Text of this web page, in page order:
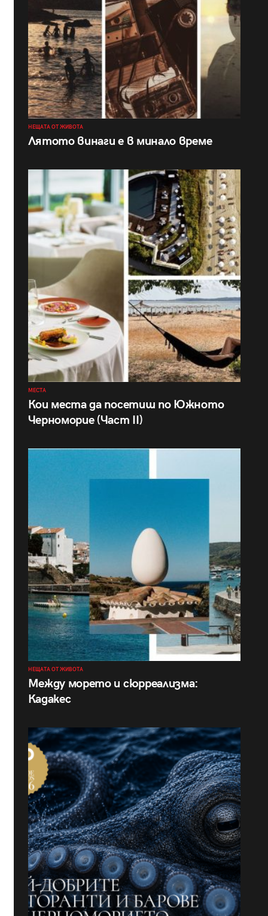
НЕЩАТА ОТ ЖИВОТА
Лятото винаги е в минало време
МЕСТА
Кои места да посетиш по Южното
Черноморие (Част II)
НЕЩАТА ОТ ЖИВОТА
Между морето и сюрреализма:
Кадакес